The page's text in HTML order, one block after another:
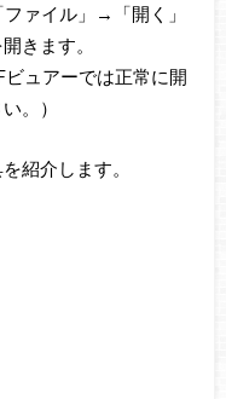
ァイル」→「開く」
きます。
ビュアーでは正常に開
。）
紹介します。